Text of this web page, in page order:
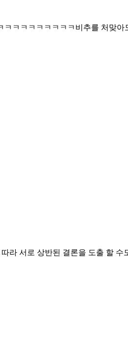
ㅋㅋㅋㅋㅋㅋㅋㅋ비추를 처맞
라 서로 상반된 결론을 도출 할 수